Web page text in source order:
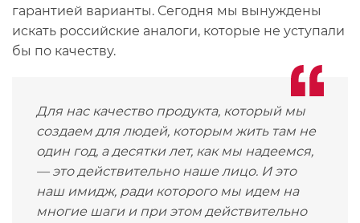
гарантией варианты. Сегодня мы вынуждены
искать российские аналоги, которые не уступали
бы по качеству.
Для нас качество продукта, который мы
создаем для людей, которым жить там не
один год, а десятки лет, как мы надеемся,
— это действительно наше лицо. И это
наш имидж, ради которого мы идем на
многие шаги и при этом действительно